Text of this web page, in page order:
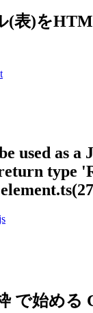
(表)を
used as a
type
で始める